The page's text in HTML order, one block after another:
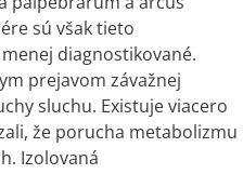
sú však tieto
diagnostikované.
prejavom závažnej
sluchu. Existuje viacero
že porucha metabolizmu
Izolovaná